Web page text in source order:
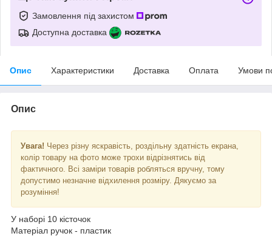
Замовлення під захистом
Доступна доставка
Опис Характеристики Доставка Оплата Умови
Опис
Увага! Через різну яскравість, роздільну здатність екрана,
колір товару на фото може трохи відрізнятись від
фактичного. Всі заміри товарів робляться вручну, тому
допустимо незначне відхилення розміру. Дякуємо за
розуміння!
У наборі 10 кісточок
Матеріал ручок - пластик